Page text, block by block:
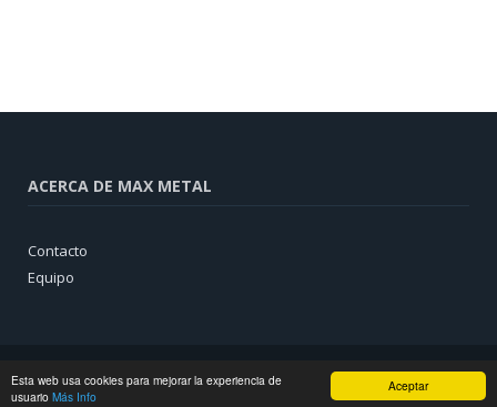
Aceptar
Esta web usa cookies para mejorar la experiencia de
usuario Más Info
ACERCA DE MAX METAL
Contacto
Equipo